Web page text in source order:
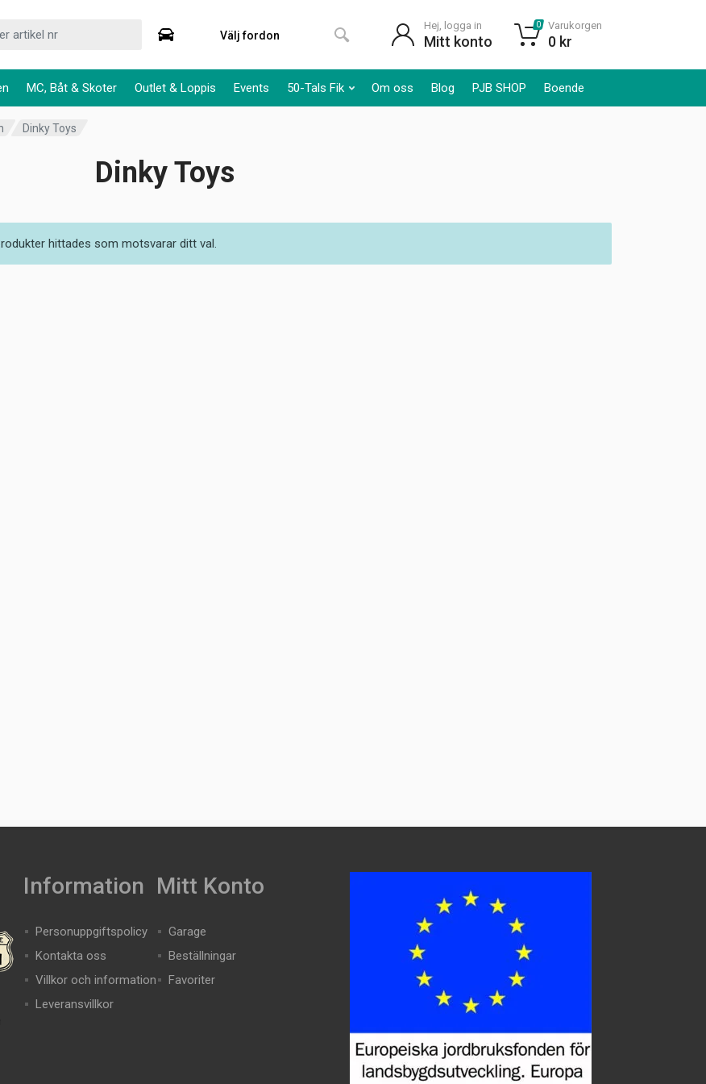
MC, Båt & Skoter Outlet & Loppis Events 50-Tals Fik Om oss Blog PJB SHOP Boende
Välj fordon
Hej, logga in
Mitt konto
0 Varukorgen
0 kr
Dinky Toys
Dinky Toys
hittades som motsvarar ditt val.
Information
Personuppgiftspolicy
Kontakta oss
Villkor och information
Leveransvillkor
Mitt Konto
Garage
Beställningar
Favoriter